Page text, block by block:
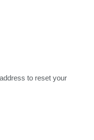
to reset your